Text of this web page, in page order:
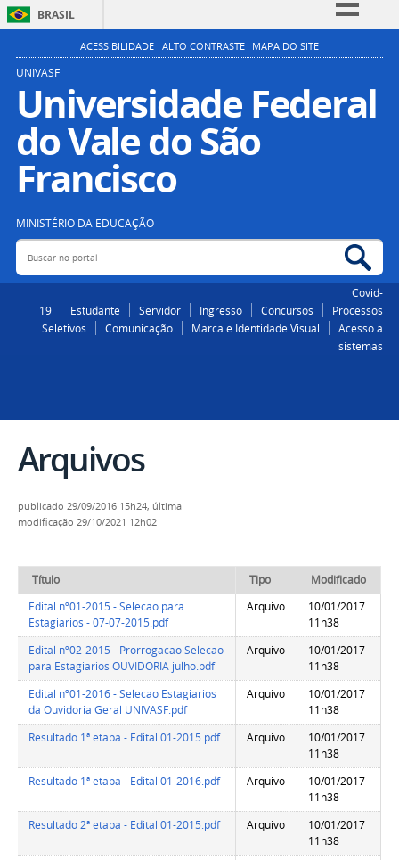
BRASIL
Simplifique!
Participe
Acesso à informação
Legislação
ACESSIBILIDADE ALTO CONTRASTE MAPA DO SITE
UNIVASF
Universidade Federal
do Vale do São
Francisco
MINISTÉRIO DA EDUCAÇÃO
Buscar no portal
Covid-
19
Estudante Servidor Ingresso Concursos
Processos
Seletivos
Comunicação Marca e Identidade Visual
Acesso a
sistemas
Arquivos
publicado 29/09/2016 15h24, última
modificação 29/10/2021 12h02
Título Tipo
Modificado
Edital nº01-2015 - Selecao para
Estagiarios - 07-07-2015.pdf
Arquivo
10/01/2017
11h38
Edital nº02-2015 - Prorrogacao Selecao
para Estagiarios OUVIDORIA julho.pdf
Arquivo
10/01/2017
11h38
Edital nº01-2016 - Selecao Estagiarios
da Ouvidoria Geral UNIVASF.pdf
Arquivo
10/01/2017
11h38
Resultado 1ª etapa - Edital 01-2015.pdf
Arquivo
10/01/2017
11h38
Resultado 1ª etapa - Edital 01-2016.pdf
Arquivo
10/01/2017
11h38
Resultado 2ª etapa - Edital 01-2015.pdf
Arquivo
10/01/2017
11h38